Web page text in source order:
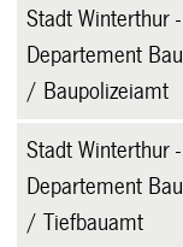
Stadt Winterthur -
Departement Bau
/ Baupolizeiamt
Stadt Winterthur -
Departement Bau
/ Tiefbauamt